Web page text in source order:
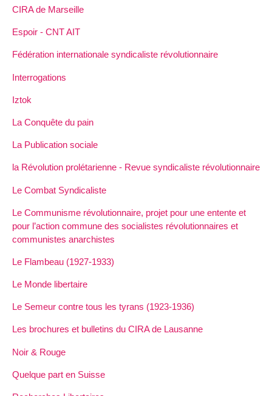
CIRA de Marseille
Espoir - CNT AIT
Fédération internationale syndicaliste révolutionnaire
Interrogations
Iztok
La Conquête du pain
La Publication sociale
la Révolution prolétarienne - Revue syndicaliste révolutionnaire
Le Combat Syndicaliste
Le Communisme révolutionnaire, projet pour une entente et
pour l’action commune des socialistes révolutionnaires et
communistes anarchistes
Le Flambeau (1927-1933)
Le Monde libertaire
Le Semeur contre tous les tyrans (1923-1936)
Les brochures et bulletins du CIRA de Lausanne
Noir & Rouge
Quelque part en Suisse